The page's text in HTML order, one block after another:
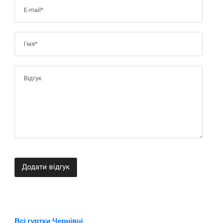
Додати відгук
Всі гуртки Чернівці